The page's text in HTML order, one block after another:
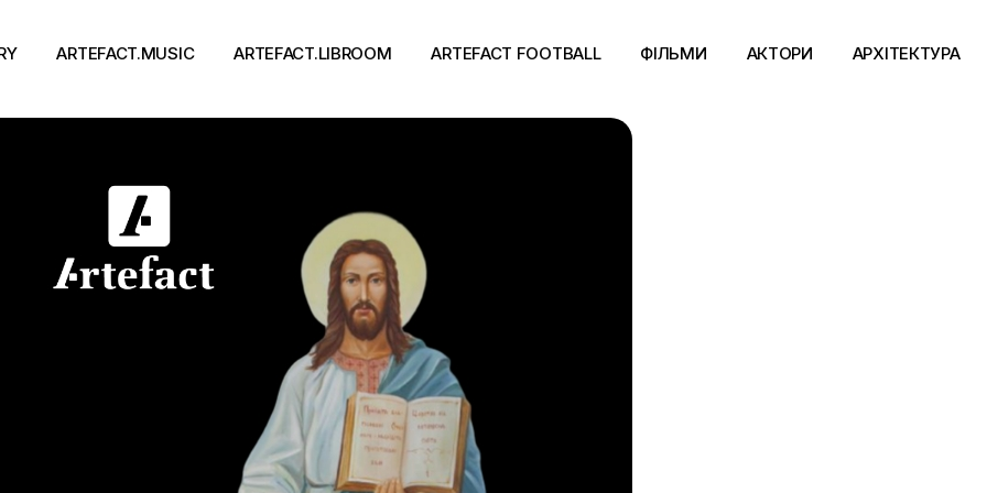
ARTEFACT.MUSIC
Концерти
ARTEFACT.LIBROOM ARTEFACT FOOTBALL ФІЛЬМИ АКТОРИ АРХІТЕКТУРА